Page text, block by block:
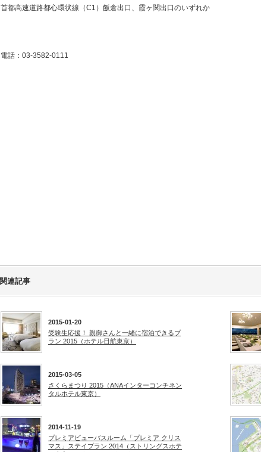
首都高速道路都心環状線（C1）飯倉出口、霞ヶ関出口のいずれか
電話：03-3582-0111
関連記事
2015-01-20
受験生応援！ 親御さんと一緒に宿泊できるプ
ラン 2015（ホテル日航東京）
2015-03-05
さくらまつり 2015（ANAインターコンチネン
タルホテル東京）
2014-11-19
プレミアビューバスルーム「プレミア クリス
マス」ステイプラン 2014（ストリングスホテ